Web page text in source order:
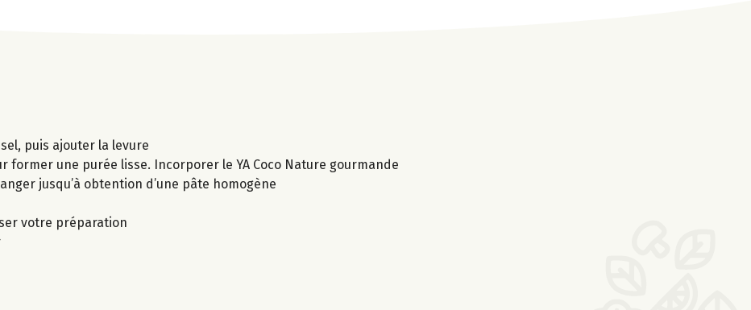
puis ajouter la levure
former une purée lisse. Incorporer le YA Coco Nature gourmande
jusqu’à obtention d’une pâte homogène
votre préparation